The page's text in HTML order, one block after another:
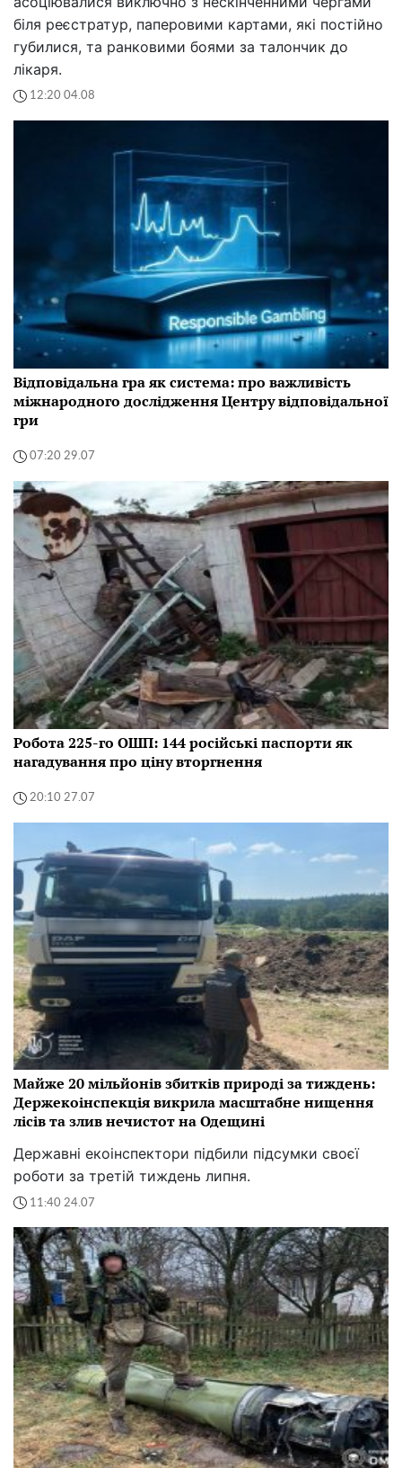
біля реєстратур, паперовими картами, які постійно
губилися, та ранковими боями за талончик до
лікаря.
12:20 04.08
Відповідальна гра як система: про важливість
міжнародного дослідження Центру відповідальної
гри
07:20 29.07
Робота 225-го ОШП: 144 російські паспорти як
нагадування про ціну вторгнення
20:10 27.07
Майже 20 мільйонів збитків природі за тиждень:
Держекоінспекція викрила масштабне нищення
лісів та злив нечистот на Одещині
Державні екоінспектори підбили підсумки своєї
роботи за третій тиждень липня.
11:40 24.07